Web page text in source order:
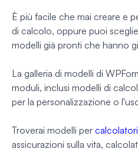
È più facile che mai creare e
di calcolo, oppure puoi
modelli già pronti che hanno
La galleria di modelli di
moduli, inclusi modelli di
per la personalizzazione o
Troverai modelli per
assicurazioni sulla vita,